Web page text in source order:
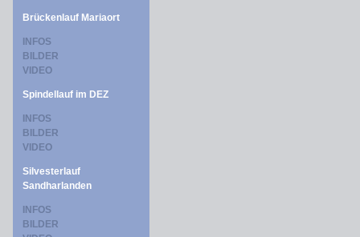
Brückenlauf Mariaort
INFOS
BILDER
VIDEO
Spindellauf im DEZ
INFOS
BILDER
VIDEO
Silvesterlauf
Sandharlanden
INFOS
BILDER